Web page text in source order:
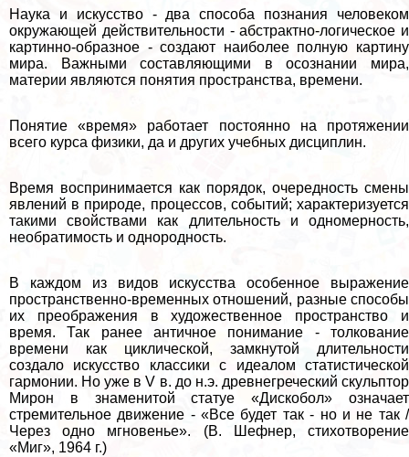
Наука и искусство - два способа познания человеком
окружающей действительности - абстpaктно-логическое и
картинно-образное - создают наиболее полную картину
мира. Важными составляющими в осознании мира,
материи являются понятия прострaнcтва, времени.
Понятие «время» работает постоянно на протяжении
всего курса физики, да и других учебных дисциплин.
Время воспринимается как порядок, очередность смены
явлений в природе, процессов, событий; хаpaктеризуется
такими свойствами как длительность и одномерность,
необратимость и однородность.
В каждом из видов искусства особенное выражение
прострaнcтвенно-временных отношений, разные способы
их преображения в художественное прострaнcтво и
время. Так ранее античное понимание - толкование
времени как циклической, замкнутой длительности
создало искусство классики с идеалом статистической
гармонии. Но уже в V в. до н.э. древнегреческий скульптор
Мирон в знаменитой статуе «Дискобол» означает
стремительное движение - «Все будет так - но и не так /
Через одно мгновенье». (В. Шефнер, стихотворение
«Миг», 1964 г.)